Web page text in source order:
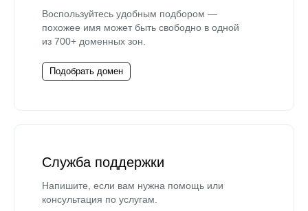
Воспользуйтесь удобным подбором —
похожее имя может быть свободно в одной
из 700+ доменных зон.
Подобрать домен
Служба поддержки
Напишите, если вам нужна помощь или
консультация по услугам.